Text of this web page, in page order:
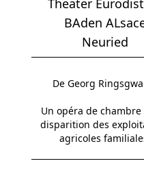
Theater
BAden
Neuried
De Georg
Un opéra de chambre
disparition des
agricoles